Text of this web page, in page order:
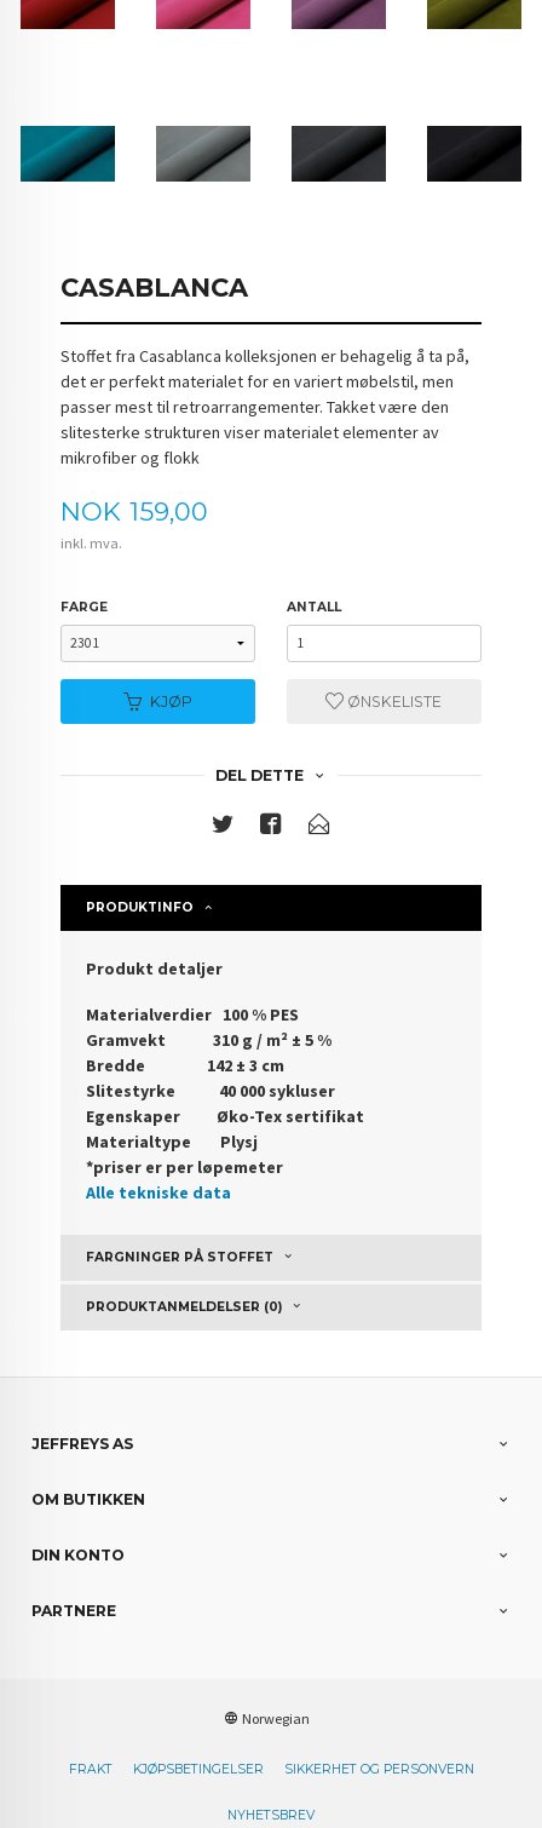
CASABLANCA
Stoffet fra Casablanca kolleksjonen er behagelig å ta på,
det er perfekt materialet for en variert møbelstil, men
passer mest til retroarrangementer. Takket være den
slitesterke strukturen viser materialet elementer av
mikrofiber og flokk
Pris
NOK 159,00
inkl. mva.
FARGE ANTALL
KJØP ØNSKELISTE
DEL DETTE
PRODUKTINFO
Produkt detaljer
Materialverdier 100 % PES
Gramvekt 310 g / m² ± 5 %
Bredde 142 ± 3 cm
Slitestyrke 40 000 sykluser
Egenskaper Øko-Tex sertifikat
Materialtype Plysj
*priser er per løpemeter
Alle tekniske data
FARGNINGER PÅ STOFFET
PRODUKTANMELDELSER (0)
JEFFREYS AS
OM BUTIKKEN
DIN KONTO
PARTNERE
Norwegian
FRAKT KJØPSBETINGELSER SIKKERHET OG PERSONVERN
NYHETSBREV